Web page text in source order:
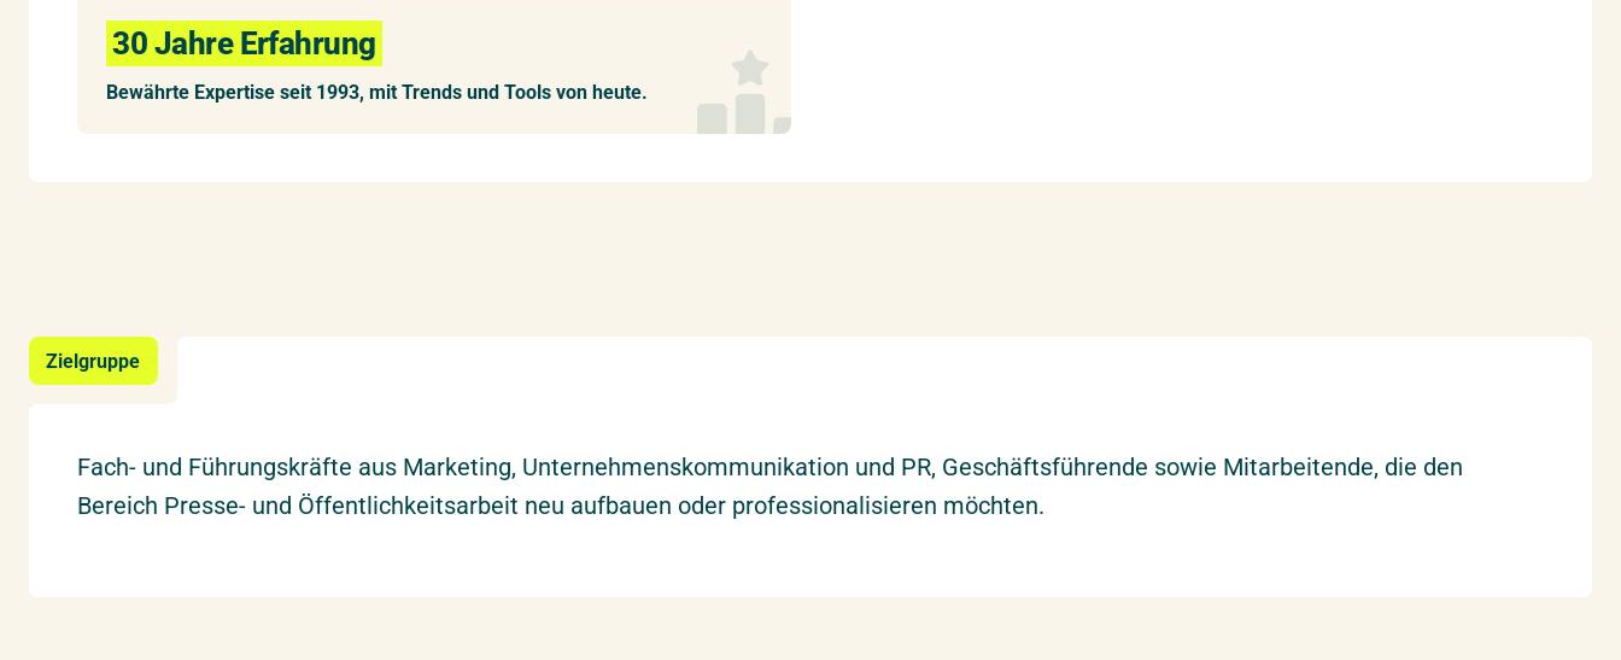
30 Jahre Erfahrung
Bewährte Expertise seit 1993, mit Trends und Tools von heute.
Zielgruppe
Fach- und Führungskräfte aus Marketing, Unternehmenskommunikation und PR, Geschäftsführende sowie Mitarbeitende, die den
Bereich Presse- und Öffentlichkeitsarbeit neu aufbauen oder professionalisieren möchten.